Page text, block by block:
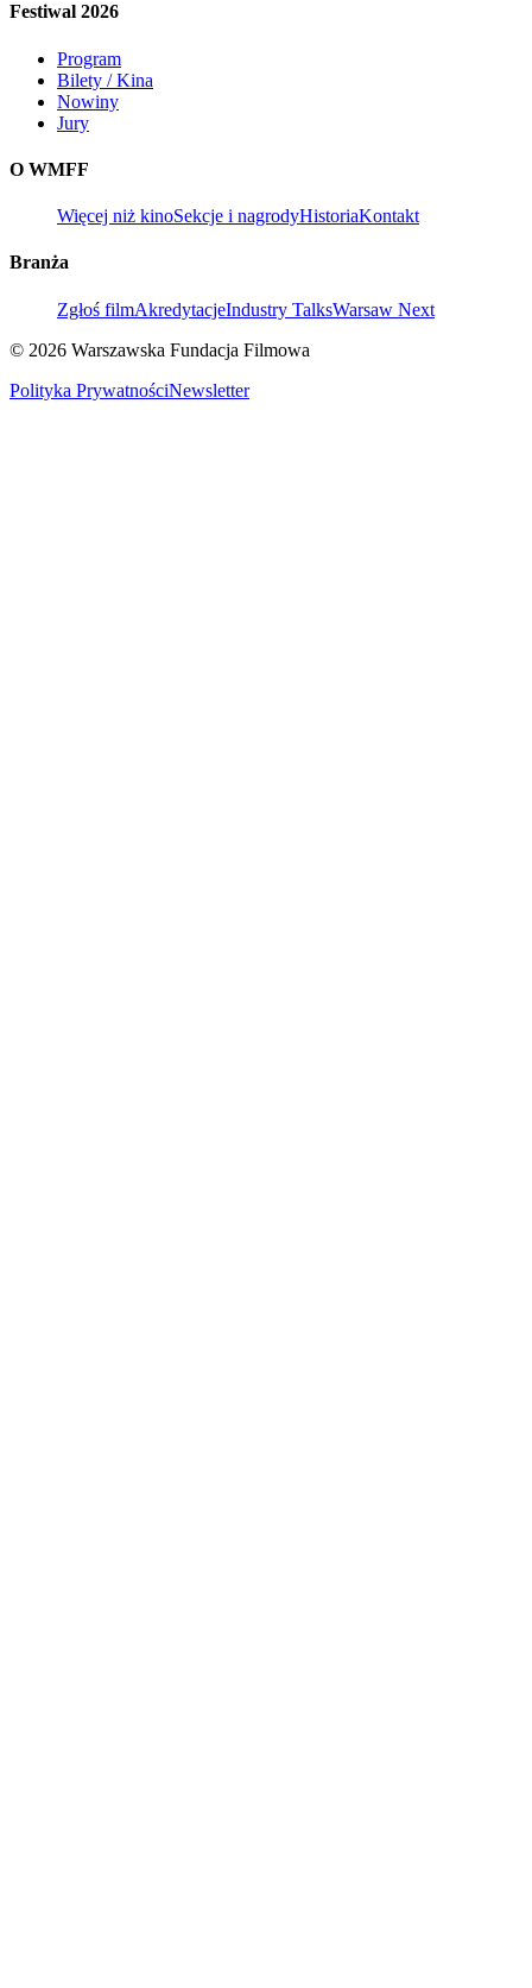
Festiwal 2026
Program
Bilety / Kina
Nowiny
Jury
O WMFF
Więcej niż kinoSekcje i nagrodyHistoriaKontakt
Branża
Zgłoś filmAkredytacjeIndustry TalksWarsaw Next
© 2026 Warszawska Fundacja Filmowa
Polityka PrywatnościNewsletter